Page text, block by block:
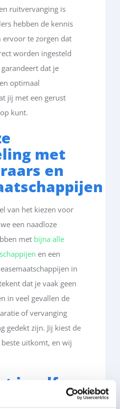
ruitvervanging is
hebben de kennis
ervoor te zorgen dat
worden ingesteld
garandeert dat je
optimaal
jij met een gerust
op kunt.
met
en
van het kiezen voor
we een naadloze
met bijna alle
en een
in
dat je vaak geen
n in veel gevallen de
e of vervanging
g gedekt zijn. Jij kiest de
beste uitkomt, en wij
jezelf